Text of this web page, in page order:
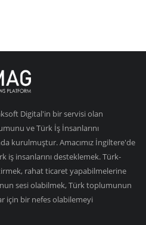
Digital'in bir servisi olan
ve Türk İş İnsanlarını
kurulmuştur. Amacımız İngiltere'de
iş insanlarını desteklemek. Türk-
rahat ticaret yapabilmelerine
sesi olabilmek, Türk toplumunun
için bir nefes olabilemeyi